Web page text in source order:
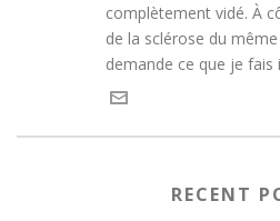
complètement vidé. À
de la sclérose du
demande ce que je fais
RECENT